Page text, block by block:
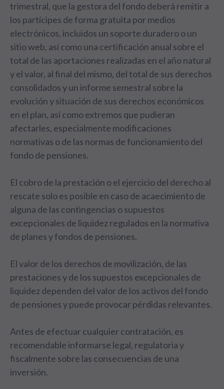
trimestral, que la gestora del fondo deberá remitir a
los partícipes de forma gratuita por medios
electrónicos, incluidos un soporte duradero o un
sitio web, así como una certificación anual sobre el
total de las aportaciones realizadas en el año natural
y el valor, al final del mismo, del total de sus derechos
consolidados y un informe semestral sobre la
evolución y situación de sus derechos económicos
en el plan, así como extremos que pudieran
afectarles, especialmente modificaciones
normativas o de las normas de funcionamiento del
fondo de pensiones.
El cobro de la prestación o el ejercicio del derecho al
rescate solo es posible en caso de acaecimiento de
alguna de las contingencias o supuestos
excepcionales de liquidez regulados en la normativa
de planes y fondos de pensiones.
El valor de los derechos de movilización, de las
prestaciones y de los supuestos excepcionales de
liquidez dependen del valor de los activos del fondo
de pensiones y puede provocar pérdidas relevantes.
Antes de efectuar cualquier contratación, es
recomendable informarse legal, regulatoria y
fiscalmente sobre las consecuencias de una
inversión.